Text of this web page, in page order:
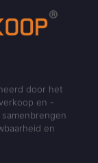
door het
en -
en